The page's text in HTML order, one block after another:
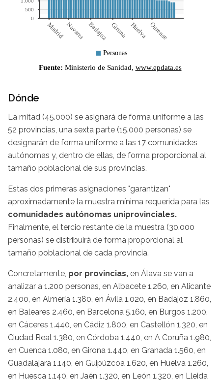
Dónde
La mitad (45.000) se asignará de forma uniforme a las
52 provincias, una sexta parte (15.000 personas) se
designarán de forma uniforme a las 17 comunidades
autónomas y, dentro de ellas, de forma proporcional al
tamaño poblacional de sus provincias.
Estas dos primeras asignaciones "garantizan"
aproximadamente la muestra mínima requerida para las
comunidades autónomas uniprovinciales.
Finalmente, el tercio restante de la muestra (30.000
personas) se distribuirá de forma proporcional al
tamaño poblacional de cada provincia.
Concretamente, por provincias, en Álava se van a
analizar a 1.200 personas, en Albacete 1.260, en Alicante
2.400, en Almería 1.380, en Ávila 1.020, en Badajoz 1.860,
en Baleares 2.460, en Barcelona 5.160, en Burgos 1.200,
en Cáceres 1.440, en Cádiz 1.800, en Castellón 1.320, en
Ciudad Real 1.380, en Córdoba 1.440, en A Coruña 1.980,
en Cuenca 1.080, en Girona 1.440, en Granada 1.560, en
Guadalajara 1.140, en Guipúzcoa 1.620, en Huelva 1.260,
en Huesca 1.140, en Jaén 1.320, en León 1.320, en Lleida